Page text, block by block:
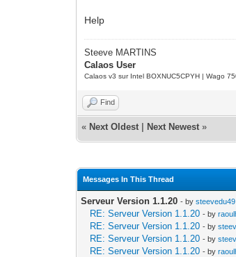
Help
Steeve MARTINS
Calaos User
Calaos v3 sur Intel BOXNUC5CPYH | Wago
Find
« Next Oldest Next Newest »
Messages In This Thread
Serveur Version 1.1.20 - bysteevedu49
RE: Serveur Version 1.1.20 - by
RE: Serveur Version 1.1.20 - by
RE: Serveur Version 1.1.20 - by
RE: Serveur Version 1.1.20 - by